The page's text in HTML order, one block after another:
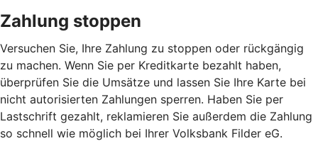
Zahlung stoppen
Versuchen Sie, Ihre Zahlung zu stoppen oder rückgängig
zu machen. Wenn Sie per Kreditkarte bezahlt haben,
überprüfen Sie die Umsätze und lassen Sie Ihre Karte bei
nicht autorisierten Zahlungen sperren. Haben Sie per
Lastschrift gezahlt, reklamieren Sie außerdem die Zahlung
so schnell wie möglich bei Ihrer Volksbank Filder eG.